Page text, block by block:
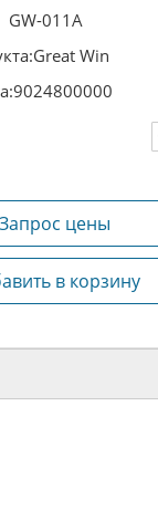
GW-011A
Great Win
9024800000
Запрос цены
в корзину